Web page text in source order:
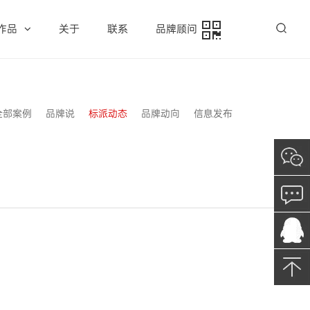
品 关于 联系 品牌顾问
部案例 品牌说 标派动态 品牌动向 信息发布